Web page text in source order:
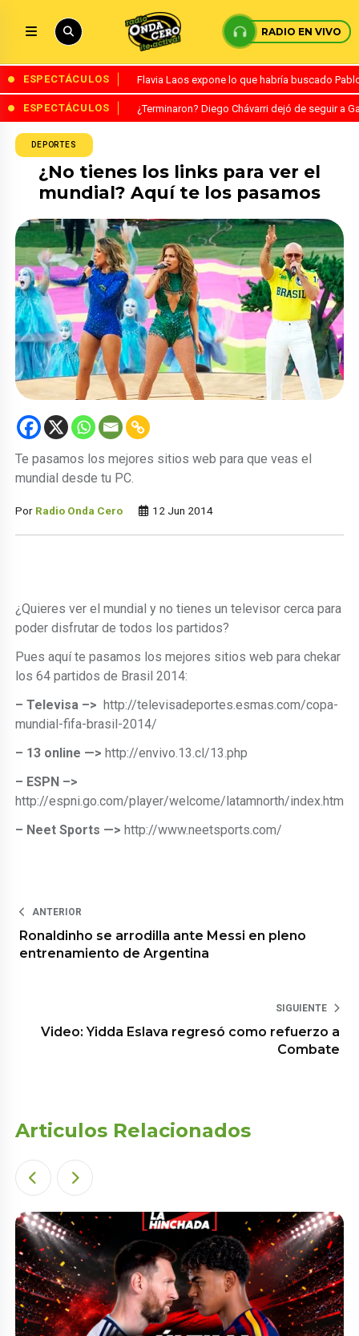
RADIO EN VIVO
ESPECTÁCULOS Flavia Laos expone lo que habría buscado
ESPECTÁCULOS ¿Terminaron? Diego Chávarri dejó de seguir a
DEPORTES
¿No tienes los links para ver el
mundial? Aquí te los pasamos
Te pasamos los mejores sitios web para que veas el
mundial desde tu PC.
Por Radio Onda Cero 12 Jun 2014
¿Quieres ver el mundial y no tienes un televisor cerca para
poder disfrutar de todos los partidos?
Pues aquí te pasamos los mejores sitios web para chekar
los 64 partidos de Brasil 2014:
– Televisa –> http://televisadeportes.esmas.com/copa-
mundial-fifa-brasil-2014/
– 13 online —> http://envivo.13.cl/13.php
– ESPN –>
http://espni.go.com/player/welcome/latamnorth/index.htm
– Neet Sports —> http://www.neetsports.com/
ANTERIOR
Ronaldinho se arrodilla ante Messi en pleno
entrenamiento de Argentina
SIGUIENTE
Video: Yidda Eslava regresó como refuerzo a
Combate
Articulos Relacionados